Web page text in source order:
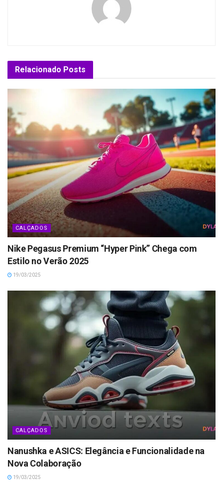
Relacionado Posts
CALÇADOS
Nike Pegasus Premium “Hyper Pink” Chega com
Estilo no Verão 2025
19/03/2025
CALÇADOS
Nanushka e ASICS: Elegância e Funcionalidade na
Nova Colaboração
19/03/2025